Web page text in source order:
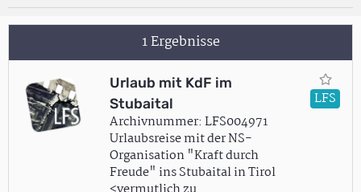
1 Ergebnisse
Urlaub mit KdF im
Stubaital
Archivnummer: LFS004971
Urlaubsreise mit der NS-
Organisation "Kraft durch
Freude" ins Stubaital in Tirol
LFS